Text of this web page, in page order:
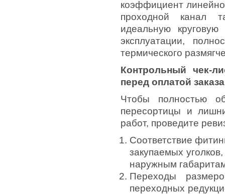
коэффициент
проходной канал
идеальную
эксплуатации,
термического
Контрольный чек-
перед оплатой
Чтобы полностью
пересортицы и
работ, проведите
Соответствие
закупаемых
наружным
Переходы
переходных